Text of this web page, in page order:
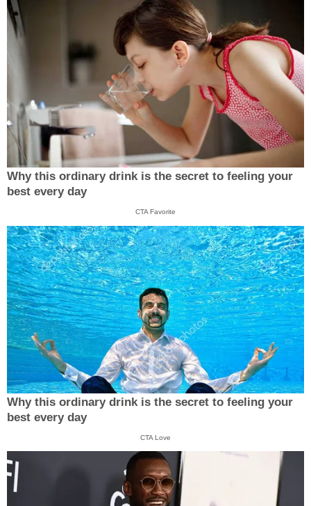
Why this ordinary drink is the secret to feeling your
best every day
CTA Favorite
Why this ordinary drink is the secret to feeling your
best every day
CTA Love